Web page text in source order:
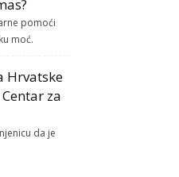
pomoći
moć.
Hrvatske
za
da je